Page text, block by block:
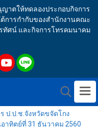
าตให้ทดลองประกอบกิจการ
ต้การกำกับของสำนักงานคณะ
ทัศน์ และกิจการโทรคมนาคม
ป.ป.ช.จังหวัดขจัดโกง
าทิตย์ที่ 31 ธันวาคม 2560